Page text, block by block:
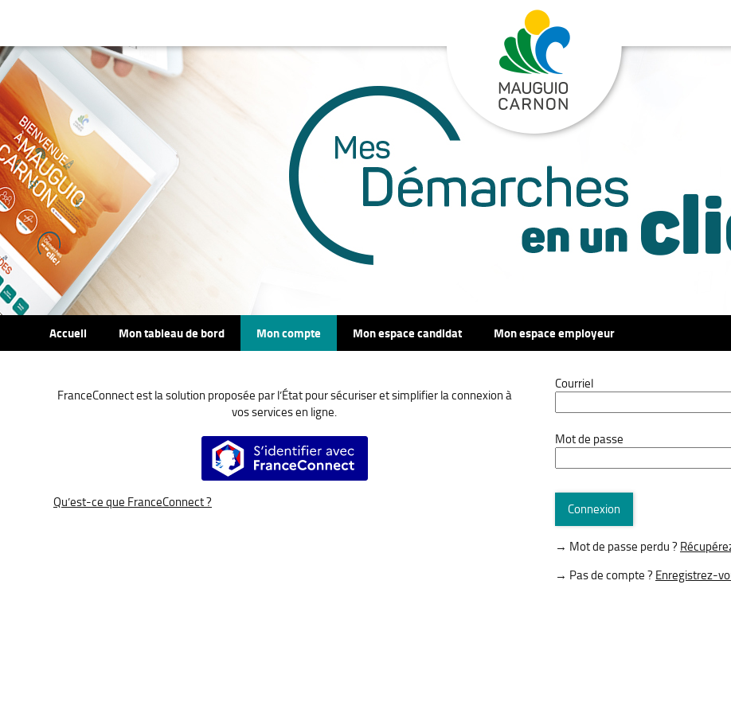
Accueil Mon tableau de bord Mon compte Mon espace candidat Mon espace employeur
FranceConnect est la solution proposée par l’État pour sécuriser et simplifier la connexion à
vos services en ligne.
S’identifier avec FranceConnect
Qu’est-ce que FranceConnect ?
Courriel
Mot de passe
Connexion
→ Mot de passe perdu ?
→ Pas de compte ? Enregistrez-